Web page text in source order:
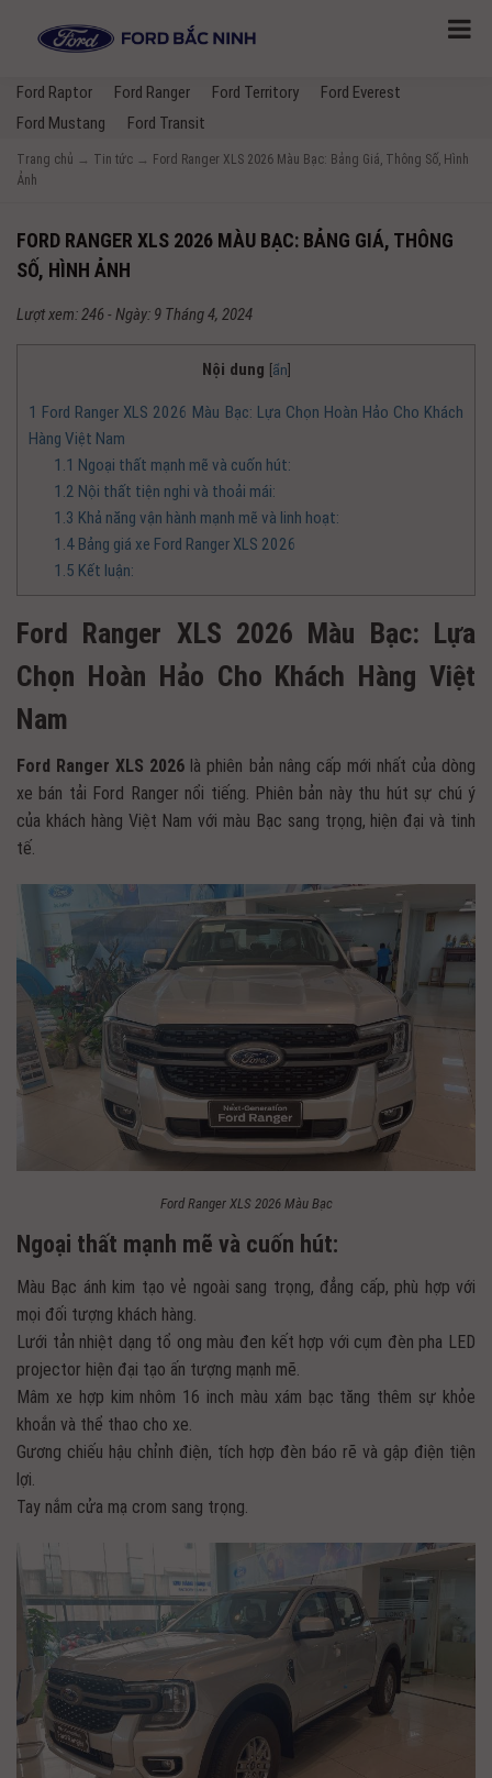
Ford Raptor Ford Ranger Ford Territory
Ford Everest
Ford Mustang
Ford Transit
Trang chủ → Tin tức → Ford Ranger XLS 2026 Màu Bạc: Bảng Giá, Thông Số, Hình
Ảnh
FORD RANGER XLS 2026 MÀU BẠC: BẢNG GIÁ, THÔNG
SỐ, HÌNH ẢNH
Lượt xem: 246 - Ngày: 9 Tháng 4, 2024
Nội dung [ẩn]
1 Ford Ranger XLS 2026 Màu Bạc: Lựa Chọn Hoàn Hảo Cho Khách
Hàng Việt Nam
1.1 Ngoại thất mạnh mẽ và cuốn hút:
1.2 Nội thất tiện nghi và thoải mái:
1.3 Khả năng vận hành mạnh mẽ và linh hoạt:
1.4Bảng giá xe Ford Ranger XLS 2026
1.5 Kết luận:
Ford Ranger XLS 2026 Màu Bạc: Lựa
Chọn Hoàn Hảo Cho Khách Hàng Việt
Nam
Ford Ranger XLS 2026 là phiên bản nâng cấp mới nhất của dòng
xe bán tải Ford Ranger nổi tiếng. Phiên bản này thu hút sự chú ý
của khách hàng Việt Nam với màu Bạc sang trọng, hiện đại và tinh
tế.
Ford Ranger XLS 2026 Màu Bạc
Ngoại thất mạnh mẽ và cuốn hút:
Màu Bạc ánh kim tạo vẻ ngoài sang trọng, đẳng cấp, phù hợp với
mọi đối tượng khách hàng.
Lưới tản nhiệt dạng tổ ong màu đen kết hợp với cụm đèn pha LED
projector hiện đại tạo ấn tượng mạnh mẽ.
Mâm xe hợp kim nhôm 16 inch màu xám bạc tăng thêm sự khỏe
khoắn và thể thao cho xe.
Gương chiếu hậu chỉnh điện, tích hợp đèn báo rẽ và gập điện tiện
lợi.
Tay nắm cửa mạ crom sang trọng.